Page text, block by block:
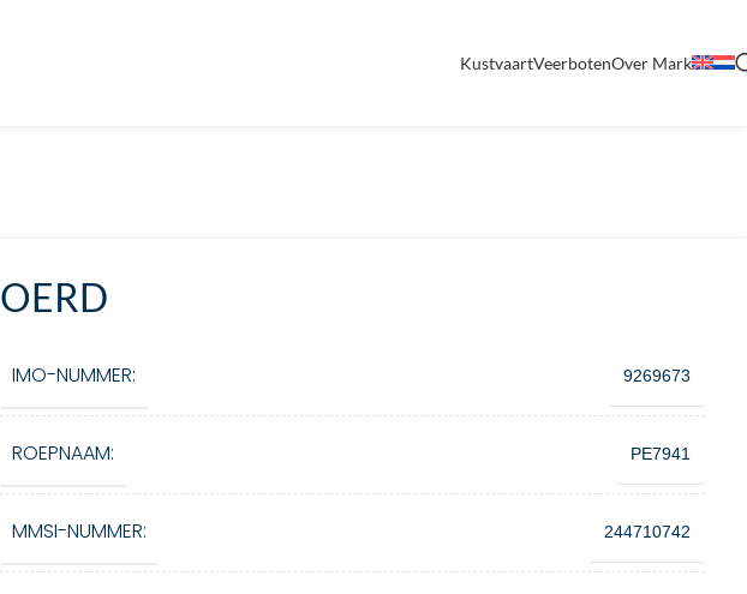
KustvaartVeerbotenOver Mark
OERD
IMO-NUMMER: 9269673
ROEPNAAM: PE7941
MMSI-NUMMER: 244710742